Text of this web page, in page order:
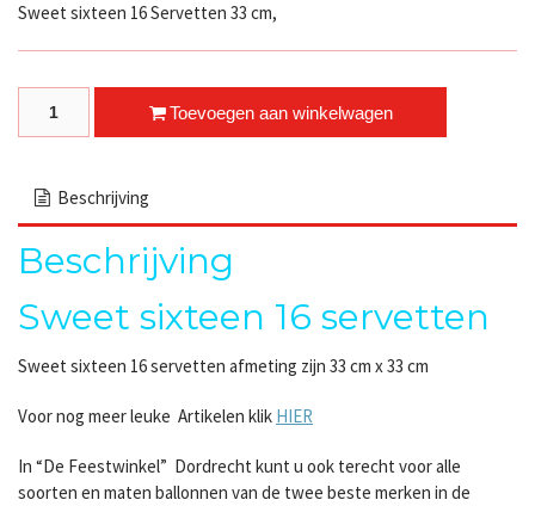
Sweet sixteen 16 Servetten 33 cm,
Sweet sixteen 16 servetten quantity
Toevoegen aan winkelwagen
Beschrijving
Beschrijving
Sweet sixteen 16 servetten
Sweet sixteen 16 servetten afmeting zijn 33 cm x 33 cm
Voor nog meer leuke Artikelen klik HIER
In “De Feestwinkel” Dordrecht kunt u ook terecht voor alle
soorten en maten ballonnen van de twee beste merken in de